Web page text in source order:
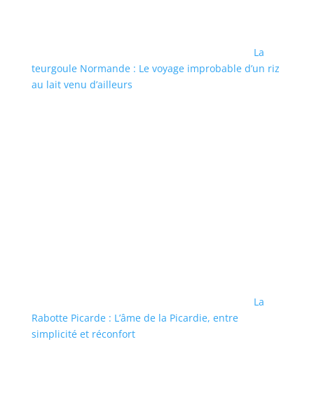
La
teurgoule Normande : Le voyage improbable d’un riz
au lait venu d’ailleurs
La
Rabotte Picarde : L’âme de la Picardie, entre
simplicité et réconfort